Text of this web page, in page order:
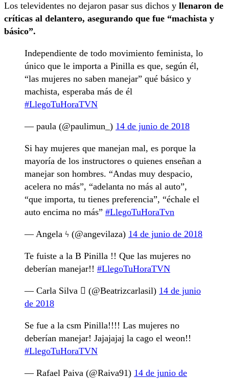
Los televidentes no dejaron pasar sus dichos y llenaron de
críticas al delantero, asegurando que fue “machista y
básico”.
Independiente de todo movimiento feminista, lo
único que le importa a Pinilla es que, según él,
“las mujeres no saben manejar” qué básico y
machista, esperaba más de él
#LlegoTuHoraTVN
— paula (@paulimun_) 14 de junio de 2018
Si hay mujeres que manejan mal, es porque la
mayoría de los instructores o quienes enseñan a
manejar son hombres. “Andas muy despacio,
acelera no más”, “adelanta no más al auto”,
“que importa, tu tienes preferencia”, “échale el
auto encima no más” #LlegoTuHoraTvn
— Angela ϟ (@angevilaza) 14 de junio de 2018
Te fuiste a la B Pinilla !! Que las mujeres no
deberían manejar!! #LlegoTuHoraTVN
— Carla Silva  (@Beatrizcarlasil) 14 de junio
de 2018
Se fue a la csm Pinilla!!!! Las mujeres no
deberían manejar! Jajajajaj la cago el weon!!
#LlegoTuHoraTVN
— Rafael Paiva (@Raiva91) 14 de junio de